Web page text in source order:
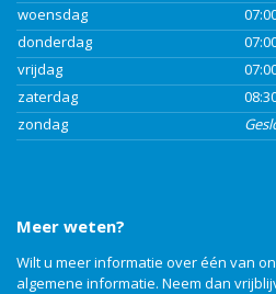
woensdag
donderdag
vrijdag
zaterdag
zondag
Meer weten?
Wilt u meer informatie over één van
algemene informatie. Neem dan